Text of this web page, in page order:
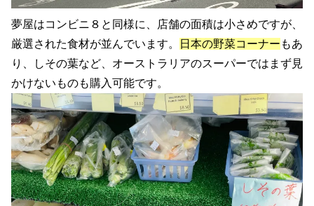
夢屋はコンビニ８と同様に、店舗の面積は小さめですが、
厳選された食材が並んでいます。
日本の野菜コーナー もあ
り、しその葉など、オーストラリアのスーパーではまず見
かけないものも購入可能です。